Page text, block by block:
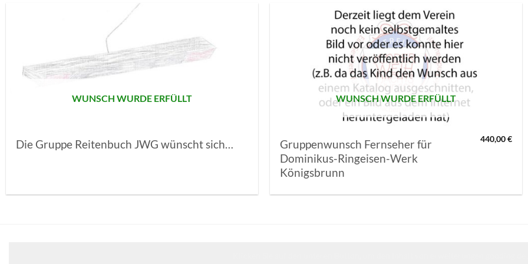
AUF MEINE
MERKLISTE
SETZEN
WUNSCH WURDE ERFÜLLT
Die Gruppe Reitenbuch JWG wünscht sich…
WUNSCH WURDE ERFÜLLT
Gruppenwunsch Fernseher für
Dominikus-Ringeisen-Werk
Königsbrunn
440,00€